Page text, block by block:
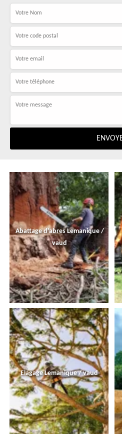
Abattage d'abres Lemanique /
vaud
Elagage Lemanique / vaud